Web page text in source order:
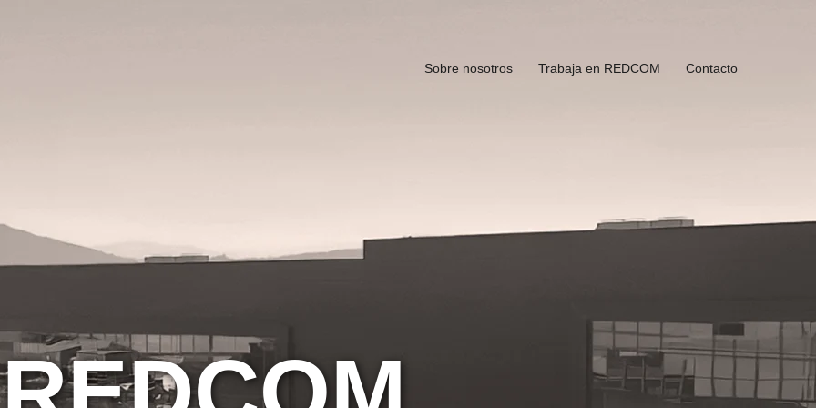
Sobre nosotros
Trabaja en REDCOM Contacto